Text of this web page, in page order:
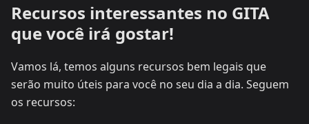
Recursos interessantes no GITA
que você irá gostar!
Vamos lá, temos alguns recursos bem legais que
serão muito úteis para você no seu dia a dia. Seguem
os recursos: